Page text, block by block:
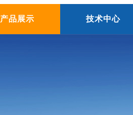
产品展示 技术中心